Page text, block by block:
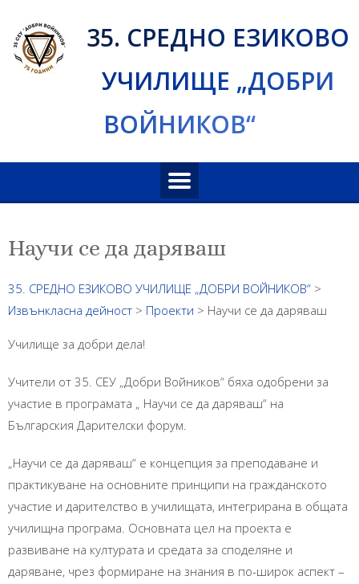
content
35. СРЕДНО ЕЗИКОВО
УЧИЛИЩЕ „ДОБРИ
ВОЙНИКОВ“
Научи се да даряваш
35. СРЕДНО ЕЗИКОВО УЧИЛИЩЕ „ДОБРИ ВОЙНИКОВ“ >
Извънкласна дейност > Проекти > Научи се да даряваш
Училище за добри дела!
Учители от 35. СЕУ „Добри Войников“ бяха одобрени за
участие в програмата „ Научи се да даряваш“ на
Българския Дарителски форум.
„Научи се да даряваш“ е концепция за преподаване и
практикуване на основните принципи на гражданското
участие и дарителство в училищата, интегрирана в общата
училищна програма. Основната цел на проекта е
развиване на културата и средата за споделяне и
даряване, чрез формиране на знания в по-широк аспект –